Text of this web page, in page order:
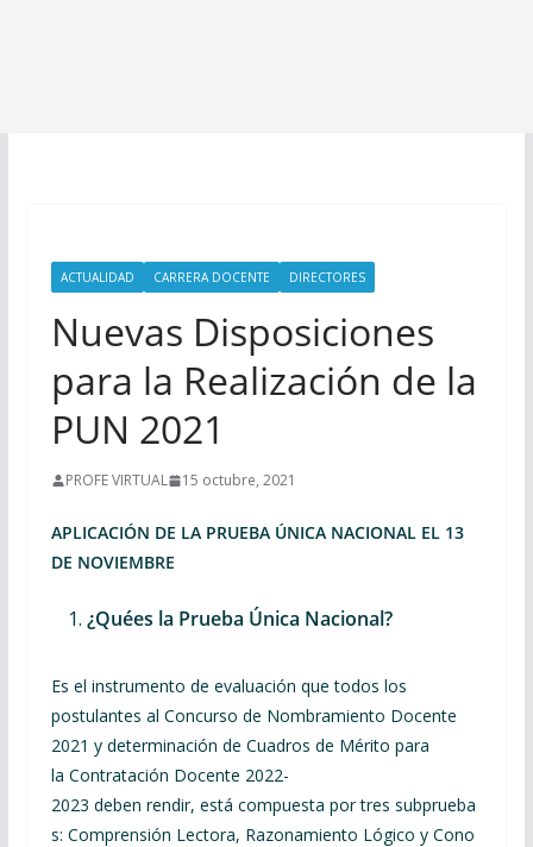
ACTUALIDAD CARRERA DOCENTE DIRECTORES
Nuevas Disposiciones
para la Realización de la
PUN 2021
PROFE VIRTUAL 15 octubre, 2021
APLICACIÓN DE LA PRUEBA ÚNICA NACIONAL EL 13
DE NOVIEMBRE
¿Quées la Prueba Única Nacional?
Es el instrumento de evaluación que todos los
postulantes al Concurso de Nombramiento Docente
2021 y determinación de Cuadros de Mérito para
la Contratación Docente 2022-
2023 deben rendir, está compuesta por tres subprueba
s: Comprensión Lectora, Razonamiento Lógico y Cono